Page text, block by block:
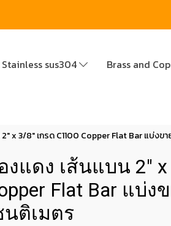
Stainless sus304 Brass and
x 3/8" เกรด C1100 Copper Flat Bar แบ่งขา
งแดง เส้นแบน 2" x
Flat Bar แบ่
นติเมตร